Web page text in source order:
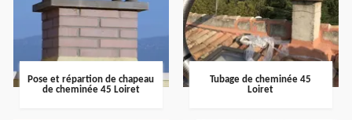
Pose et répartion de chapeau
de cheminée 45 Loiret
Tubage de cheminée 45
Loiret